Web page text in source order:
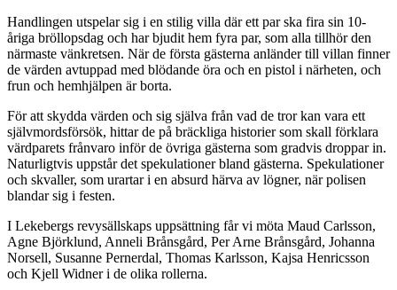
Handlingen utspelar sig i en stilig villa där ett par ska fira sin 10-
åriga bröllopsdag och har bjudit hem fyra par, som alla tillhör den
närmaste vänkretsen. När de första gästerna anländer till villan finner
de värden avtuppad med blödande öra och en pistol i närheten, och
frun och hemhjälpen är borta.
För att skydda värden och sig själva från vad de tror kan vara ett
självmordsförsök, hittar de på bräckliga historier som skall förklara
värdparets frånvaro inför de övriga gästerna som gradvis droppar in.
Naturligtvis uppstår det spekulationer bland gästerna. Spekulationer
och skvaller, som urartar i en absurd härva av lögner, när polisen
blandar sig i festen.
I Lekebergs revysällskaps uppsättning får vi möta Maud Carlsson,
Agne Björklund, Anneli Brånsgård, Per Arne Brånsgård, Johanna
Norsell, Susanne Pernerdal, Thomas Karlsson, Kajsa Henricsson
och Kjell Widner i de olika rollerna.